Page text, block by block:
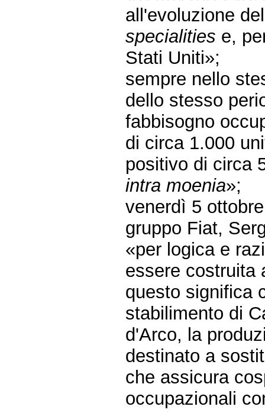
all'evoluzione
specialities e,
Stati Uniti»;
sempre nello
dello stesso
fabbisogno
di circa 1.000
positivo di circa
intra moenia»;
venerdì 5
gruppo Fiat,
«per logica e
essere costruita
questo significa
stabilimento di
d'Arco, la
destinato a
che assicura
occupazionali